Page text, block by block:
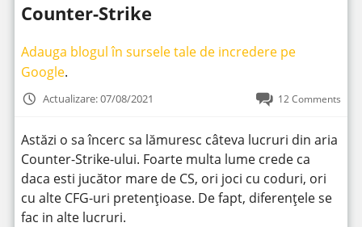
i
t
Counter-Strike
Adauga blogul în sursele tale de incredere pe
Google.
Actualizare: 07/08/2021 12 Comments
Astăzi o sa încerc sa lămuresc câteva lucruri din aria
Counter-Strike-ului. Foarte multa lume crede ca
daca esti jucător mare de CS, ori joci cu coduri, ori
cu alte CFG-uri pretențioase. De fapt, diferențele se
fac in alte lucruri.